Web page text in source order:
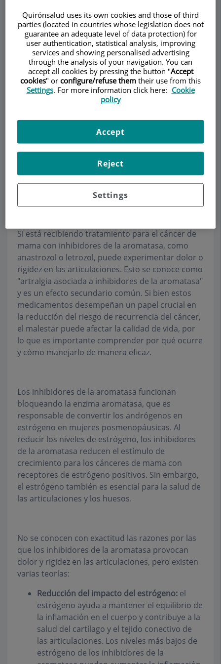
DescripciónServiciosEquipoContactoDatos de interés
Pedir cita
¿Por qué los inhibidores de
la aromatasa (anastrozol o
letrozol) causan dolor
articular?
Si está recibiendo tratamiento para el cáncer de
mama con inhibidores de la aromatasa, como
anastrozol o letrozol, puede experimentar dolor o
rigidez en las articulaciones. Esto se conoce como
"artralgia asociada a inhibidores de la aromatasa"
y es un efecto secundario común. Si bien estos
medicamentos desempeñan un papel crucial en
la reducción del riesgo de recurrencia del cáncer,
el malestar puede afectar la calidad de vida, por
lo que es importante comprender por qué ocurre
y cómo manejarlo de manera eficaz.
Los inhibidores de la aromatasa funcionan
bloqueando la enzima aromatasa, que es
responsable de convertir los andrógenos en
estrógeno en mujeres posmenopáusicas. Al
reducir los niveles de estrógeno, los inhibidores
de la aromatasa reducen el estímulo de
crecimiento para los cánceres de mama con
receptores de estrógeno positivos. Sin embargo,
el estrógeno también es esencial para la salud de
las articulaciones y los huesos.
No se conocen con exactitud las razones por las
que los inhibidores de la aromatasa provocan
dolor y rigidez en las articulaciones, pero existen
varias teorías:
Reducción del impacto del estrógeno: el
estrógeno ayuda a mantener el equilibrio de
la inflamación en el cuerpo y contribuye a la
salud del cartílago y el tejido conectivo de
las articulaciones. Los niveles más bajos de
estrógeno de los inhibidores de la
Quirónsalud uses its own cookies and those of third
parties (located in countries whose legislation does not
guarantee an adequate level of data protection) for
user authentication, statistical analysis, improving
services and showing personalised advertising
through the analysis of your navigation. You can
accept all cookies by pressing the button "Accept
cookies" or configure/refuse them their use from this
Settings. For more information click here: Cookie
policy
Settings
Reject
Accept